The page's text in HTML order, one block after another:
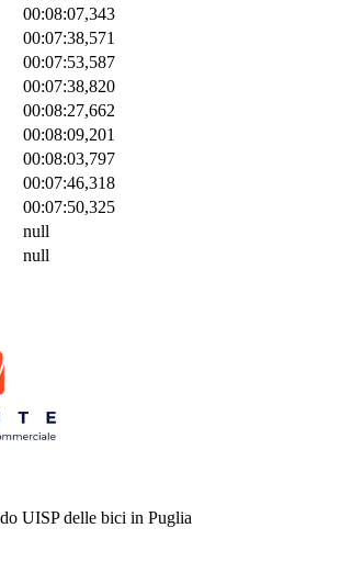
00:08:07,343
00:07:38,571
00:07:53,587
00:07:38,820
00:08:27,662
00:08:09,201
00:08:03,797
00:07:46,318
00:07:50,325
null
null
UISP delle bici in Puglia